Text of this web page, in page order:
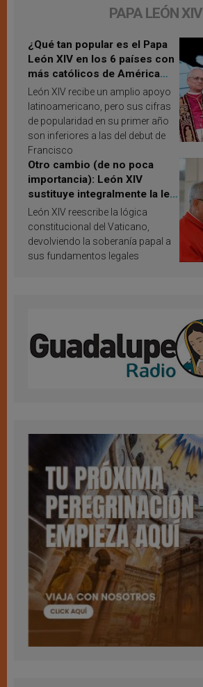
PAPA LEÓN XIV
¿Qué tan popular es el Papa
León XIV en los 6 países con
más católicos de América
Latina en 2026? Publican
resultados de investigación
León XIV recibe un amplio apoyo
latinoamericano, pero sus cifras
de popularidad en su primer año
son inferiores a las del debut de
Francisco
Otro cambio (de no poca
importancia): León XIV
sustituye integralmente la ley
vaticana de Papa Francisco
León XIV reescribe la lógica
constitucional del Vaticano,
devolviendo la soberanía papal a
sus fundamentos legales